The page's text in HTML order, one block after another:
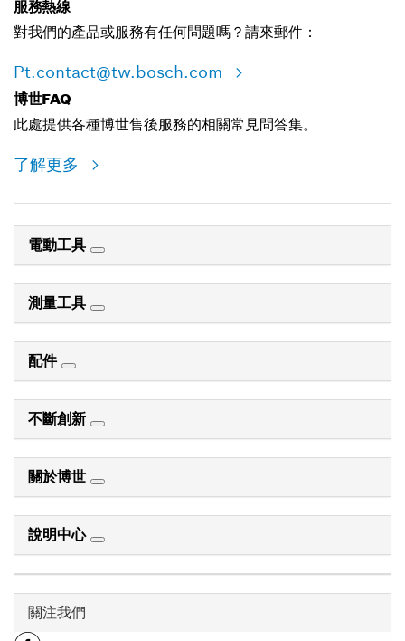
服務熱線
對我們的產品或服務有任何問題嗎？請來郵件：
Pt.contact@tw.bosch.com
博世FAQ
此處提供各種博世售後服務的相關常見問答集。
了解更多
電動工具
測量工具
配件
不斷創新
關於博世
說明中心
關注我們